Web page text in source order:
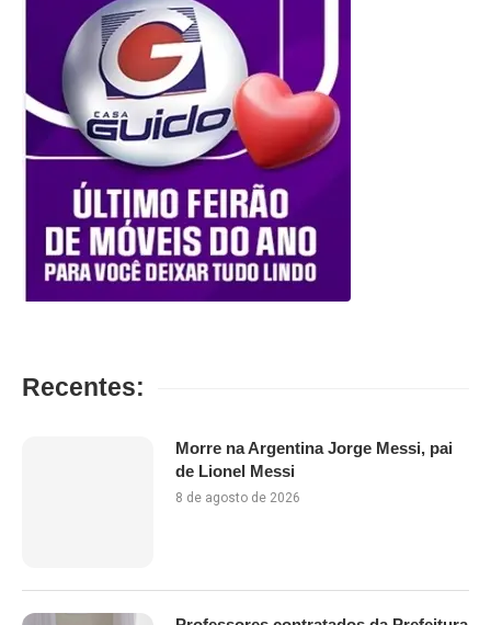
Recentes:
Morre na Argentina Jorge Messi, pai
de Lionel Messi
8 de agosto de 2026